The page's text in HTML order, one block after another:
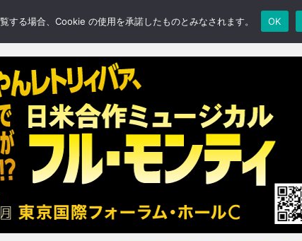
る場合、Cookie の使用を承諾したものとみなされます。 OK